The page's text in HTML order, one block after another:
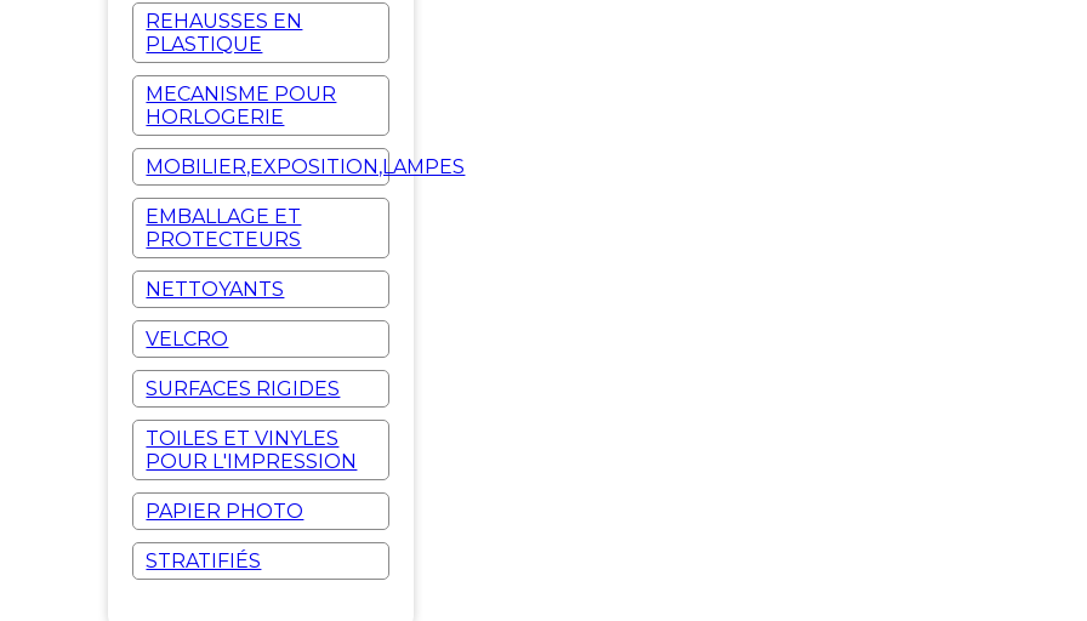
REHAUSSES EN
PLASTIQUE
MECANISME POUR
HORLOGERIE
MOBILIER,EXPOSITION,LAMPES
EMBALLAGE ET
PROTECTEURS
NETTOYANTS
VELCRO
SURFACES RIGIDES
TOILES ET VINYLES
POUR L'IMPRESSION
PAPIER PHOTO
STRATIFIÉS